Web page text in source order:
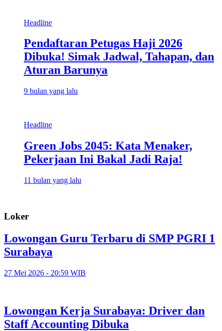
Headline
Pendaftaran Petugas Haji 2026
Dibuka! Simak Jadwal, Tahapan, dan
Aturan Barunya
9 bulan yang lalu
Headline
Green Jobs 2045: Kata Menaker,
Pekerjaan Ini Bakal Jadi Raja!
11 bulan yang lalu
Loker
Lowongan Guru Terbaru di SMP PGRI 1
Surabaya
27 Mei 2026 - 20:59 WIB
Lowongan Kerja Surabaya: Driver dan
Staff Accounting Dibuka